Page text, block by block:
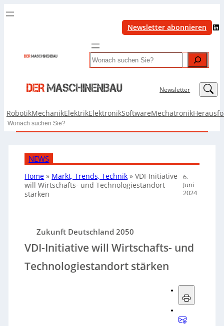
Newsletter abonnieren LinkedIn
Search
Newsletter LinkedIn
RobotikMechanikElektrikElektronikSoftwareMechatronik
Search
NEWS
Home » Markt, Trends, Technik »VDI-Initiative
will Wirtschafts- und Technologiestandort
stärken
6.
Juni
2024
Zukunft Deutschland 2050
VDI-Initiative will Wirtschafts- und
Technologiestandort stärken